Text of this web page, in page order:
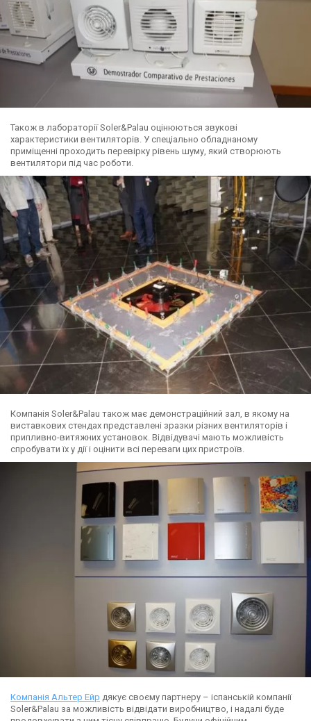
Також в лабораторії Soler&Palau оцінюються звукові
характеристики вентиляторів. У спеціально обладнаному
приміщенні проходить перевірку рівень шуму, який створюють
вентилятори під час роботи.
Компанія Soler&Palau також має демонстраційний зал, в якому на
виставкових стендах представлені зразки різних вентиляторів і
припливно-витяжних установок. Відвідувачі мають можливість
спробувати їх у дії і оцінити всі переваги цих пристроїв.
Компанія Альтер Ейр дякує своєму партнеру – іспанській компанії
Soler&Palau за можливість відвідати виробництво, і надалі буде